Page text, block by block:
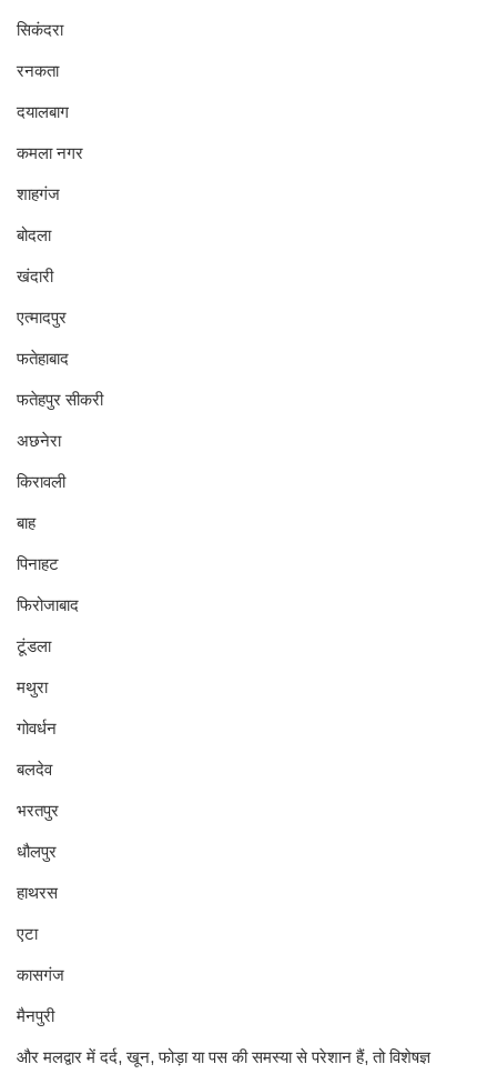
सिकंदरा
रनकता
दयालबाग
कमला नगर
शाहगंज
बोदला
खंदारी
एत्मादपुर
फतेहाबाद
फतेहपुर सीकरी
अछनेरा
किरावली
बाह
पिनाहट
फिरोजाबाद
टूंडला
मथुरा
गोवर्धन
बलदेव
भरतपुर
धौलपुर
हाथरस
एटा
कासगंज
मैनपुरी
और मलद्वार में दर्द, खून, फोड़ा या पस की समस्या से परेशान हैं, तो विशेषज्ञ